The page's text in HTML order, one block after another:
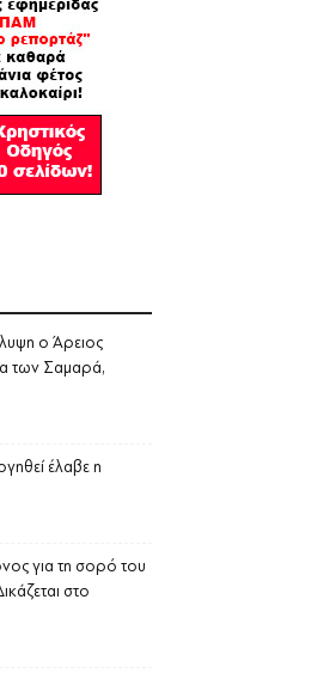
ο Άρειος
των Σαμαρά,
έλαβε η
για τη σορό του
στο